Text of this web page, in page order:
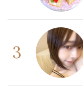
3